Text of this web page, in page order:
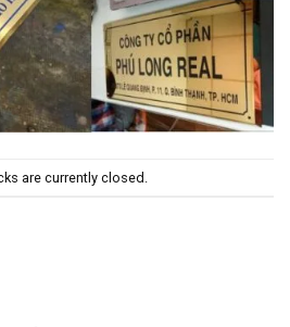
are currently closed.